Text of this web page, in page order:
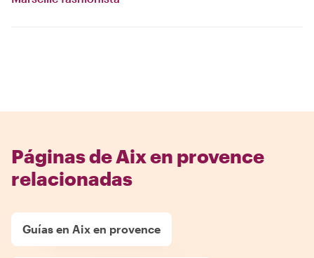
Páginas de Aix en provence
relacionadas
Guías en Aix en provence